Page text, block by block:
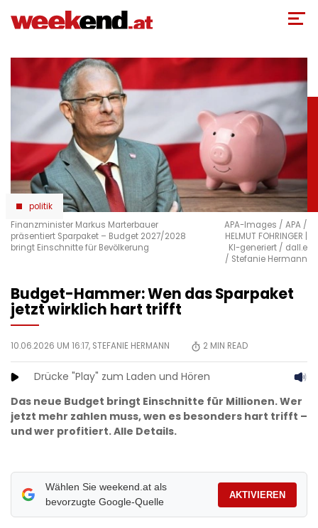
zum
politik
Finanzminister Markus Marterbauer
präsentiert Sparpaket – Budget 2027/2028
bringt Einschnitte für Bevölkerung
APA-Images / APA /
HELMUT FOHRINGER |
KI-generiert / dall.e
/ Stefanie Hermann
Budget-Hammer: Wen das Sparpaket
jetzt wirklich hart trifft
10.06.2026 UM 16:17, STEFANIE HERMANN 2 MIN READ
Drücke "Play" zum Laden und Hören
Das neue Budget bringt Einschnitte für Millionen. Wer
jetzt mehr zahlen muss, wen es besonders hart trifft –
und wer profitiert. Alle Details.
Wählen Sie weekend.at als
bevorzugte Google-Quelle
AKTIVIEREN